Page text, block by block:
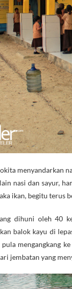
menyandarkan
nasi dan sayur,
ikan, begitu
dihuni oleh 40
balok kayu di
mengangkang
jembatan yang